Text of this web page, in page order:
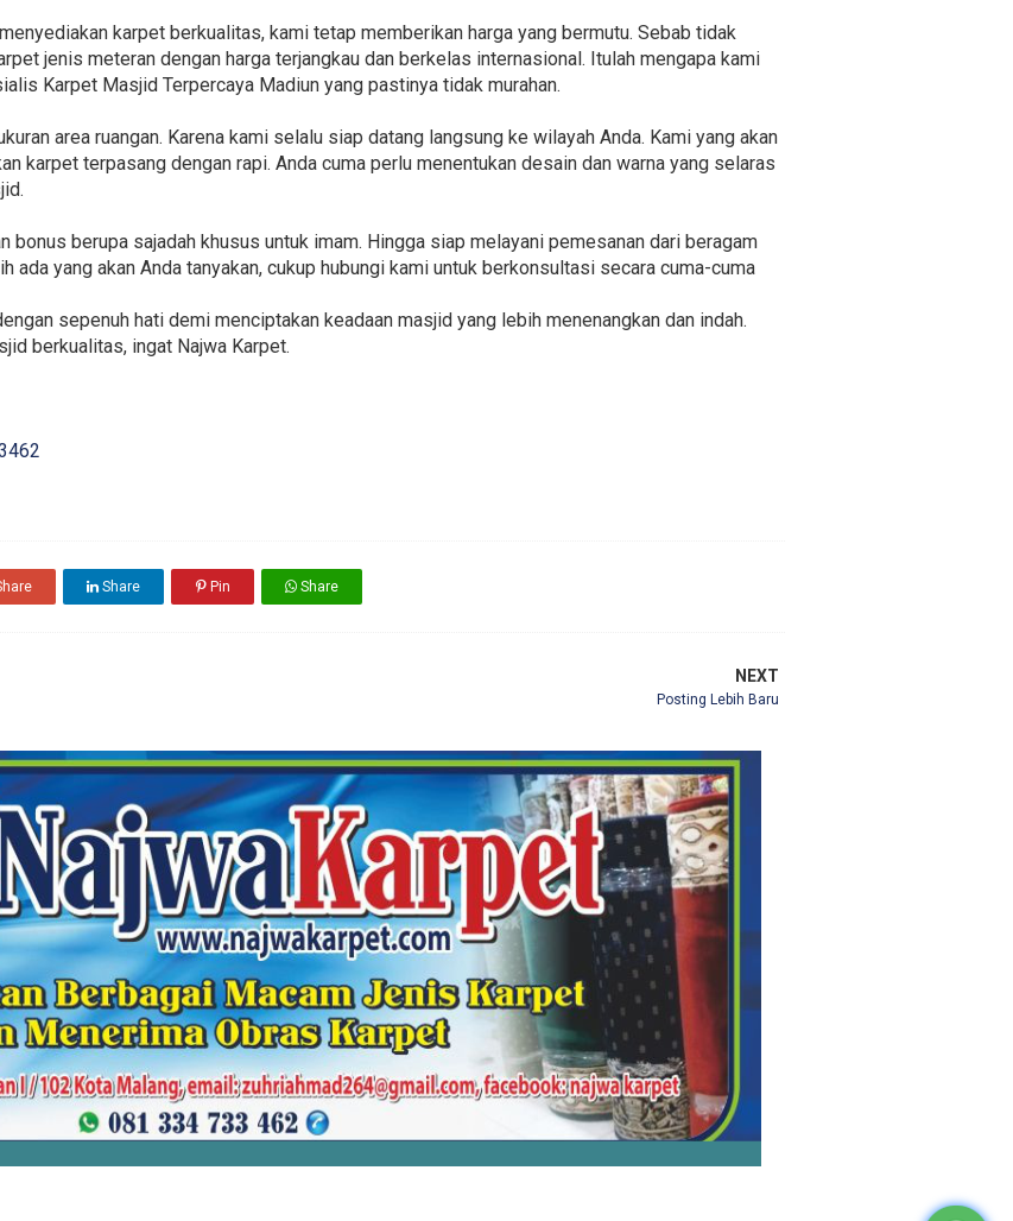
karpet berkualitas, kami tetap memberikan harga yang bermutu. Sebab tidak
jenis meteran dengan harga terjangkau dan berkelas internasional. Itulah mengapa kami
Karpet Masjid Terpercaya Madiun yang pastinya tidak murahan.
area ruangan. Karena kami selalu siap datang langsung ke wilayah Anda. Kami yang akan
karpet terpasang dengan rapi. Anda cuma perlu menentukan desain dan warna yang selaras
bonus berupa sajadah khusus untuk imam. Hingga siap melayani pemesanan dari beragam
ada yang akan Anda tanyakan, cukup hubungi kami untuk berkonsultasi secara cuma-cuma
sepenuh hati demi menciptakan keadaan masjid yang lebih menenangkan dan indah.
berkualitas, ingat Najwa Karpet.
Share Pin Share
NEXT
Posting Lebih Baru